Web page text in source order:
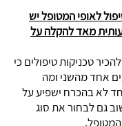
לאופי המטופל יש
מאד להקלה על
טכניקות טיפולים כי
אחד מהשני ומה
לא בהכרח ישפיע על
גם לבחור את סוג
המטופל.